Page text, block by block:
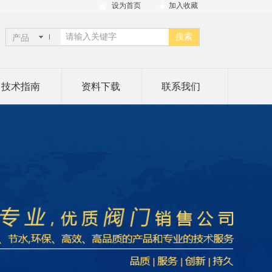
设为首页 加入收藏
产品 搜索
技术指南 资料下载 联系我们